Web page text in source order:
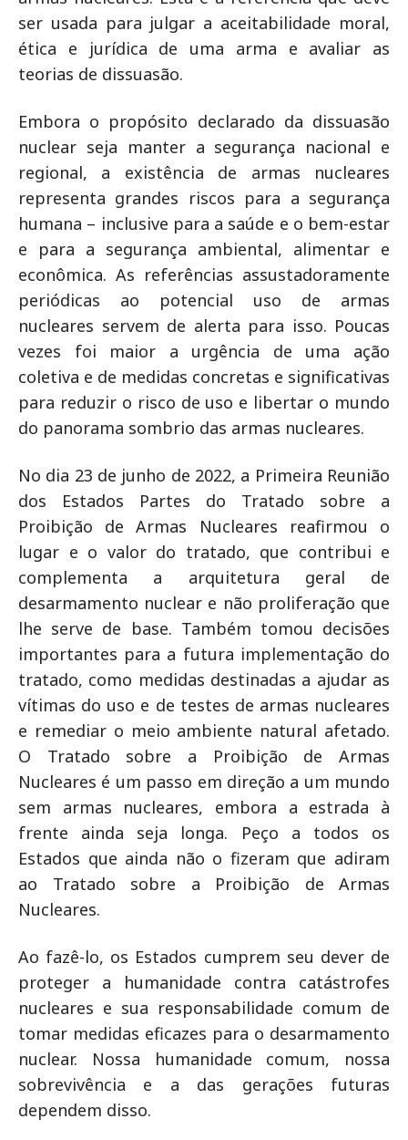
ser usada para julgar a aceitabilidade moral,
ética e jurídica de uma arma e avaliar as
teorias de dissuasão.
Embora o propósito declarado da dissuasão
nuclear seja manter a segurança nacional e
regional, a existência de armas nucleares
representa grandes riscos para a segurança
humana – inclusive para a saúde e o bem-estar
e para a segurança ambiental, alimentar e
econômica. As referências assustadoramente
periódicas ao potencial uso de armas
nucleares servem de alerta para isso. Poucas
vezes foi maior a urgência de uma ação
coletiva e de medidas concretas e significativas
para reduzir o risco de uso e libertar o mundo
do panorama sombrio das armas nucleares.
No dia 23 de junho de 2022, a Primeira Reunião
dos Estados Partes do Tratado sobre a
Proibição de Armas Nucleares reafirmou o
lugar e o valor do tratado, que contribui e
complementa a arquitetura geral de
desarmamento nuclear e não proliferação que
lhe serve de base. Também tomou decisões
importantes para a futura implementação do
tratado, como medidas destinadas a ajudar as
vítimas do uso e de testes de armas nucleares
e remediar o meio ambiente natural afetado.
O Tratado sobre a Proibição de Armas
Nucleares é um passo em direção a um mundo
sem armas nucleares, embora a estrada à
frente ainda seja longa. Peço a todos os
Estados que ainda não o fizeram que adiram
ao Tratado sobre a Proibição de Armas
Nucleares.
Ao fazê-lo, os Estados cumprem seu dever de
proteger a humanidade contra catástrofes
nucleares e sua responsabilidade comum de
tomar medidas eficazes para o desarmamento
nuclear. Nossa humanidade comum, nossa
sobrevivência e a das gerações futuras
dependem disso.